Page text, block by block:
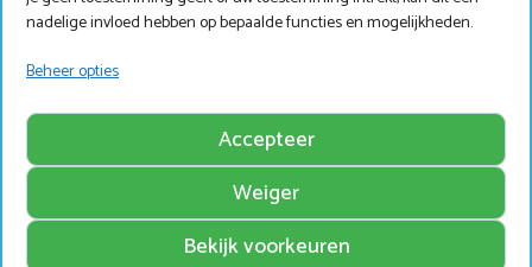
nadelige invloed hebben op bepaalde functies en mogelijkheden.
Beheer opties
Accepteer
Weiger
Bekijk voorkeuren
Faciliteiten
Nieuwsbrieven
Werken bij Marveld?
Copyright © Marveld Recreatie